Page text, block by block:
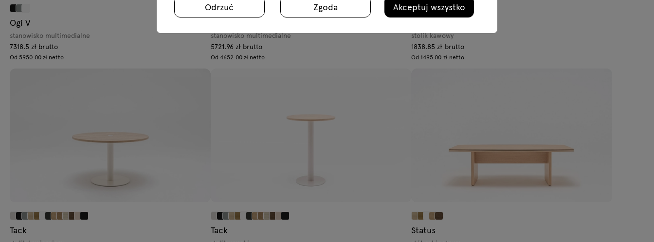
Ogi V
stanowisko multimedialne
7318.5 zł brutto
Od 5950.00 zł netto
stanowisko multimedialne
5721.96 zł brutto
Od 4652.00 zł netto
stolik kawowy
1838.85 zł brutto
Od 1495.00 zł netto
Tack Tack Status
Odrzuć Zgoda Akceptuj wszystko